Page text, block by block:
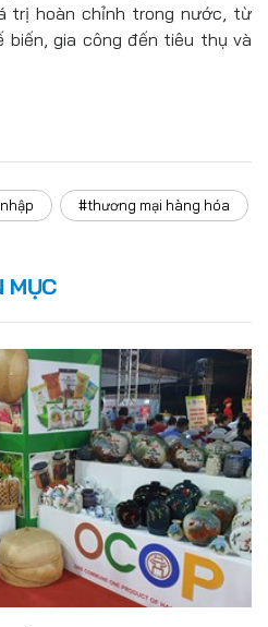
trị hoàn chỉnh trong nước, từ
biến, gia công đến tiêu thụ và
#thương mại hàng hóa
MỤC